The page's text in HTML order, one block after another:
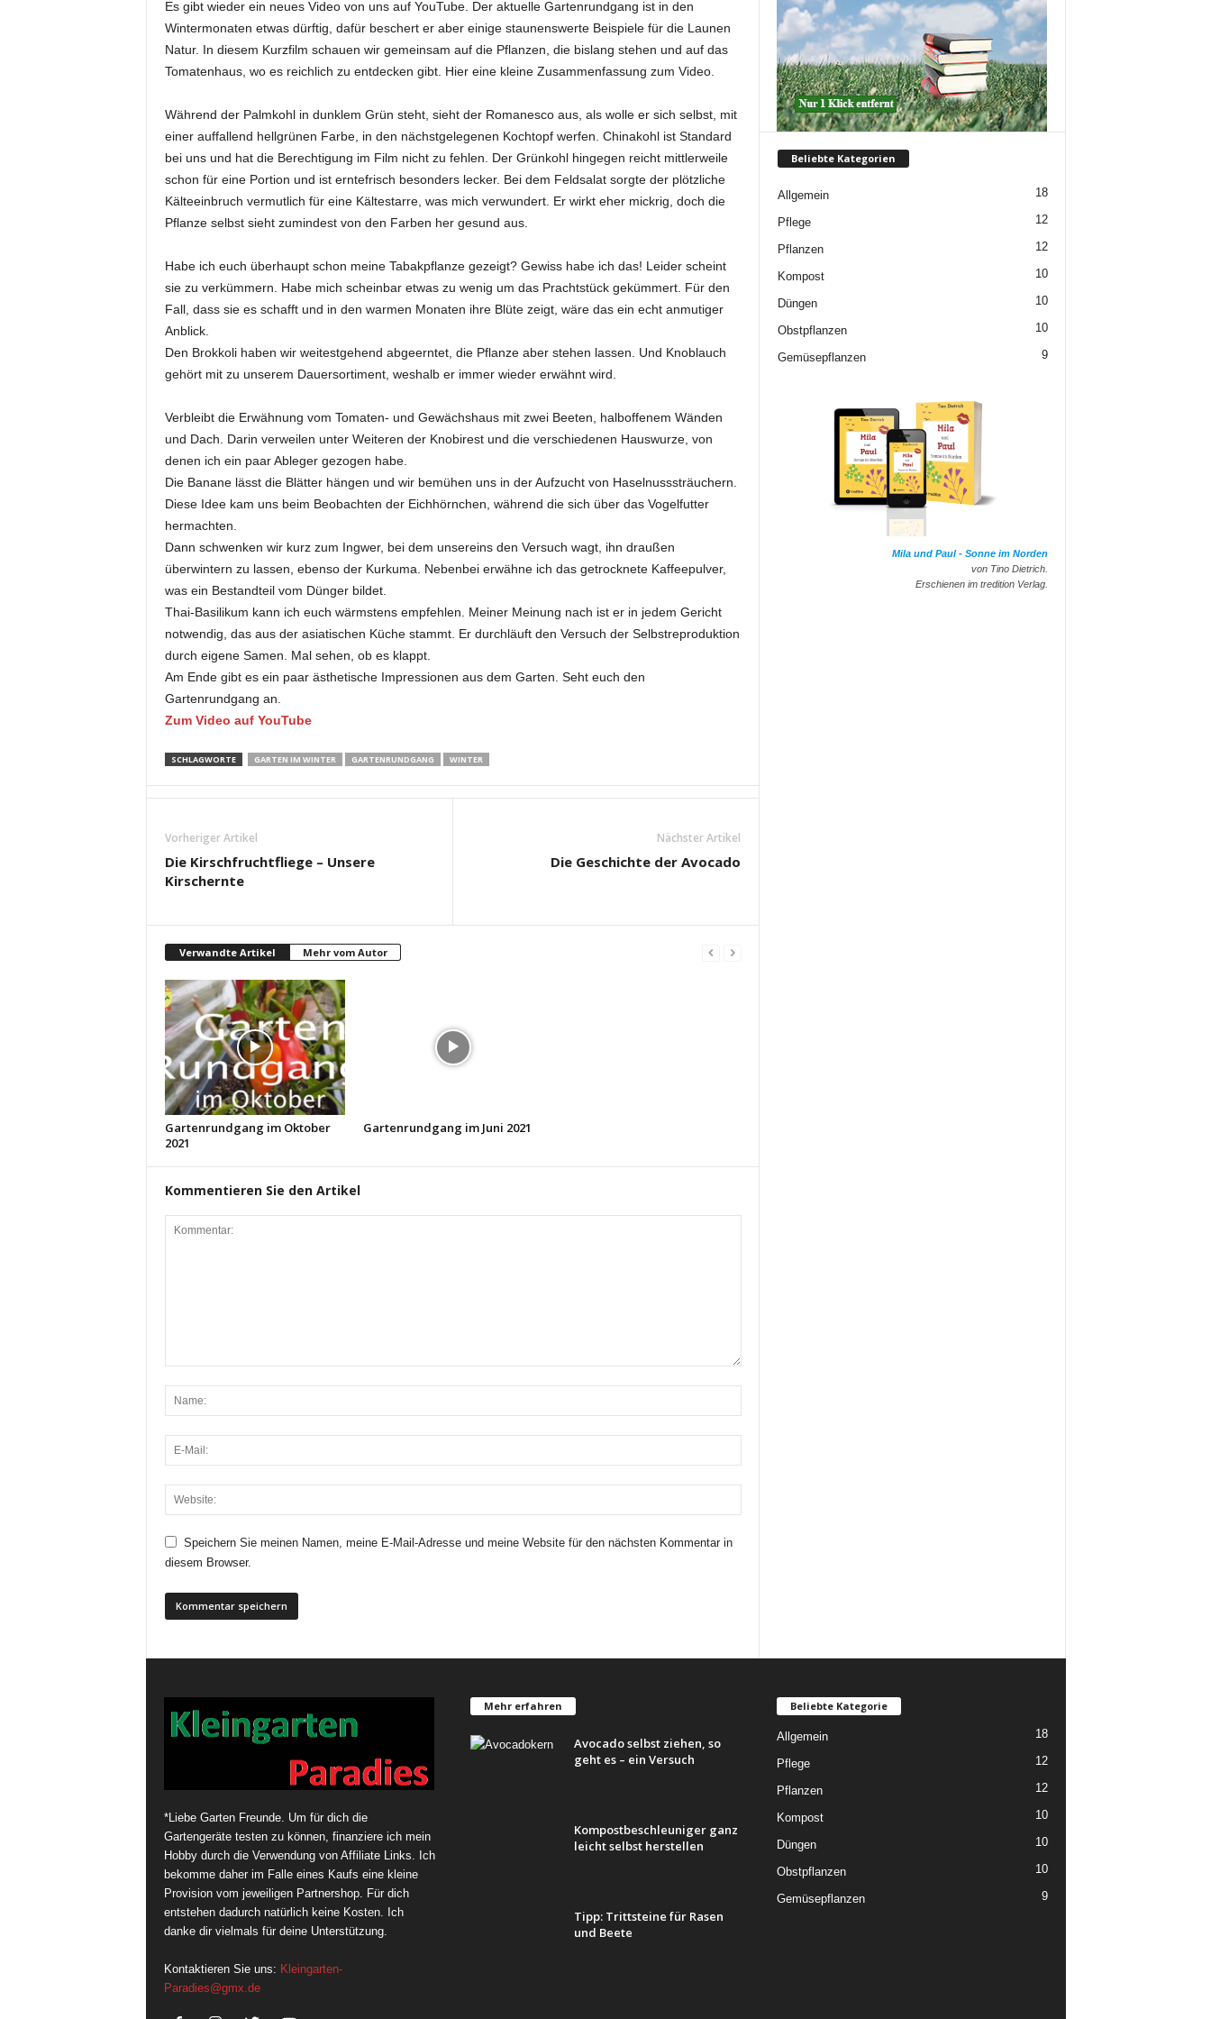
Es gibt wieder ein neues Video von uns auf YouTube. Der aktuelle Gartenrundgang ist in den
Wintermonaten etwas dürftig, dafür beschert er aber einige staunenswerte Beispiele für die Launen
Natur. In diesem Kurzfilm schauen wir gemeinsam auf die Pflanzen, die bislang stehen und auf das
Tomatenhaus, wo es reichlich zu entdecken gibt. Hier eine kleine Zusammenfassung zum Video.
Während der Palmkohl in dunklem Grün steht, sieht der Romanesco aus, als wolle er sich selbst, mit
einer auffallend hellgrünen Farbe, in den nächstgelegenen Kochtopf werfen. Chinakohl ist Standard
bei uns und hat die Berechtigung im Film nicht zu fehlen. Der Grünkohl hingegen reicht mittlerweile
schon für eine Portion und ist erntefrisch besonders lecker. Bei dem Feldsalat sorgte der plötzliche
Kälteeinbruch vermutlich für eine Kältestarre, was mich verwundert. Er wirkt eher mickrig, doch die
Pflanze selbst sieht zumindest von den Farben her gesund aus.
Habe ich euch überhaupt schon meine Tabakpflanze gezeigt? Gewiss habe ich das! Leider scheint
sie zu verkümmern. Habe mich scheinbar etwas zu wenig um das Prachtstück gekümmert. Für den
Fall, dass sie es schafft und in den warmen Monaten ihre Blüte zeigt, wäre das ein echt anmutiger
Anblick.
Den Brokkoli haben wir weitestgehend abgeerntet, die Pflanze aber stehen lassen. Und Knoblauch
gehört mit zu unserem Dauersortiment, weshalb er immer wieder erwähnt wird.
Verbleibt die Erwähnung vom Tomaten- und Gewächshaus mit zwei Beeten, halboffenem Wänden
und Dach. Darin verweilen unter Weiteren der Knobirest und die verschiedenen Hauswurze, von
denen ich ein paar Ableger gezogen habe.
Die Banane lässt die Blätter hängen und wir bemühen uns in der Aufzucht von Haselnusssträuchern.
Diese Idee kam uns beim Beobachten der Eichhörnchen, während die sich über das Vogelfutter
hermachten.
Dann schwenken wir kurz zum Ingwer, bei dem unsereins den Versuch wagt, ihn draußen
überwintern zu lassen, ebenso der Kurkuma. Nebenbei erwähne ich das getrocknete Kaffeepulver,
was ein Bestandteil vom Dünger bildet.
Thai-Basilikum kann ich euch wärmstens empfehlen. Meiner Meinung nach ist er in jedem Gericht
notwendig, das aus der asiatischen Küche stammt. Er durchläuft den Versuch der Selbstreproduktion
durch eigene Samen. Mal sehen, ob es klappt.
Am Ende gibt es ein paar ästhetische Impressionen aus dem Garten. Seht euch den
Gartenrundgang an.
Zum Video auf YouTube
SCHLAGWORTE GARTEN IM WINTER GARTENRUNDGANG WINTER
Vorheriger Artikel
Die Kirschfruchtfliege – Unsere
Kirschernte
Nächster Artikel
Die Geschichte der Avocado
Verwandte Artikel Mehr vom Autor
Gartenrundgang im Oktober
2021
Gartenrundgang im Juni 2021
Kommentieren Sie den Artikel
Speichern Sie meinen Namen, meine E-Mail-Adresse und meine Website für den nächsten Kommentar in
diesem Browser.
Beliebte Kategorien
Allgemein 18
Pflege 12
Pflanzen 12
Kompost 10
Düngen 10
Obstpflanzen 10
Gemüsepflanzen 9
Mila und Paul - Sonne im Norden
von Tino Dietrich.
Erschienen im tredition Verlag.
*Liebe Garten Freunde. Um für dich die
Gartengeräte testen zu können, finanziere ich mein
Hobby durch die Verwendung von Affiliate Links. Ich
bekomme daher im Falle eines Kaufs eine kleine
Provision vom jeweiligen Partnershop. Für dich
entstehen dadurch natürlich keine Kosten. Ich
danke dir vielmals für deine Unterstützung.
Kontaktieren Sie uns: Kleingarten-
Paradies@gmx.de
Mehr erfahren
Avocado selbst ziehen, so
geht es – ein Versuch
Kompostbeschleuniger ganz
leicht selbst herstellen
Tipp: Trittsteine für Rasen
und Beete
Beliebte Kategorie
Allgemein 18
Pflege 12
Pflanzen 12
Kompost 10
Düngen 10
Obstpflanzen 10
Gemüsepflanzen 9